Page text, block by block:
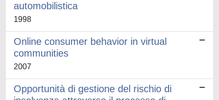
automobilistica
1998
Online consumer behavior in virtual
communities
2007
Opportunità di gestione del rischio di